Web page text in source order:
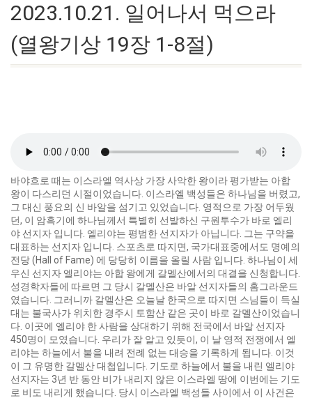
2023.10.21. 일어나서 먹으라
(열왕기상 19장 1-8절)
바야흐로 때는 이스라엘 역사상 가장 사악한 왕이라 평가받는 아합
왕이 다스리던 시절이었습니다. 이스라엘 백성들은 하나님을 버렸고,
그 대신 풍요의 신 바알을 섬기고 있었습니다. 영적으로 가장 어두웠
던, 이 암흑기에 하나님께서 특별히 선발하신 구원투수가 바로 엘리
야 선지자 입니다. 엘리야는 평범한 선지자가 아닙니다. 그는 구약을
대표하는 선지자 입니다. 스포츠로 따지면, 국가대표중에서도 명예의
전당 (Hall of Fame) 에 당당히 이름을 올릴 사람 입니다. 하나님이 세
우신 선지자 엘리야는 아합 왕에게 갈멜산에서의 대결을 신청합니다.
성경학자들에 따르면 그 당시 갈멜산은 바알 선지자들의 홈그라운드
였습니다. 그러니까 갈멜산은 오늘날 한국으로 따지면 스님들이 득실
대는 불국사가 위치한 경주시 토함산 같은 곳이 바로 갈멜산이었습니
다. 이곳에 엘리야 한 사람을 상대하기 위해 전국에서 바알 선지자
450명이 모였습니다. 우리가 잘 알고 있듯이, 이 날 영적 전쟁에서 엘
리야는 하늘에서 불을 내려 전례 없는 대승을 기록하게 됩니다. 이것
이 그 유명한 갈멜산 대첩입니다. 기도로 하늘에서 불을 내린 엘리야
선지자는 3년 반 동안 비가 내리지 않은 이스라엘 땅에 이번에는 기도
로 비도 내리게 했습니다. 당시 이스라엘 백성들 사이에서 이 사건은